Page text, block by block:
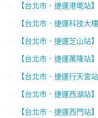
【台北市．捷運港墘站】
【台北市．捷運科技大樓
【台北市．捷運芝山站】
【台北市．捷運萬隆站】
【台北市．捷運行天宮站
【台北市．捷運西湖站】
【台北市．捷運西門站】